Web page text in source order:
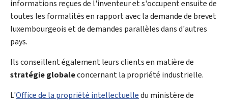
informations reçues de l'inventeur et s'occupent ensuite de
toutes les formalités en rapport avec la demande de brevet
luxembourgeois et de demandes parallèles dans d'autres
pays.
Ils conseillent également leurs clients en matière de
stratégie globaleconcernant la propriété industrielle.
L'Office de la propriété intellectuelledu ministère de